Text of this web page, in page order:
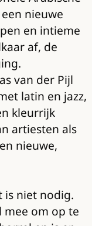
nieuwe
en intieme
af, de
van der Pijl
latin en jazz,
kleurrijk
artiesten als
nieuwe,
is niet nodig.
mee om op te